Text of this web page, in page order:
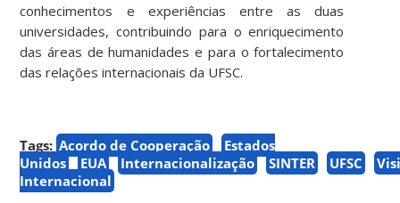
conhecimentos e experiências entre as duas
universidades, contribuindo para o enriquecimento
das áreas de humanidades e para o fortalecimento
das relações internacionais da UFSC.
Tags: Acordo de Cooperação
Estados
Unidos
EUA Internacionalização SINTER UFSC
Internacional